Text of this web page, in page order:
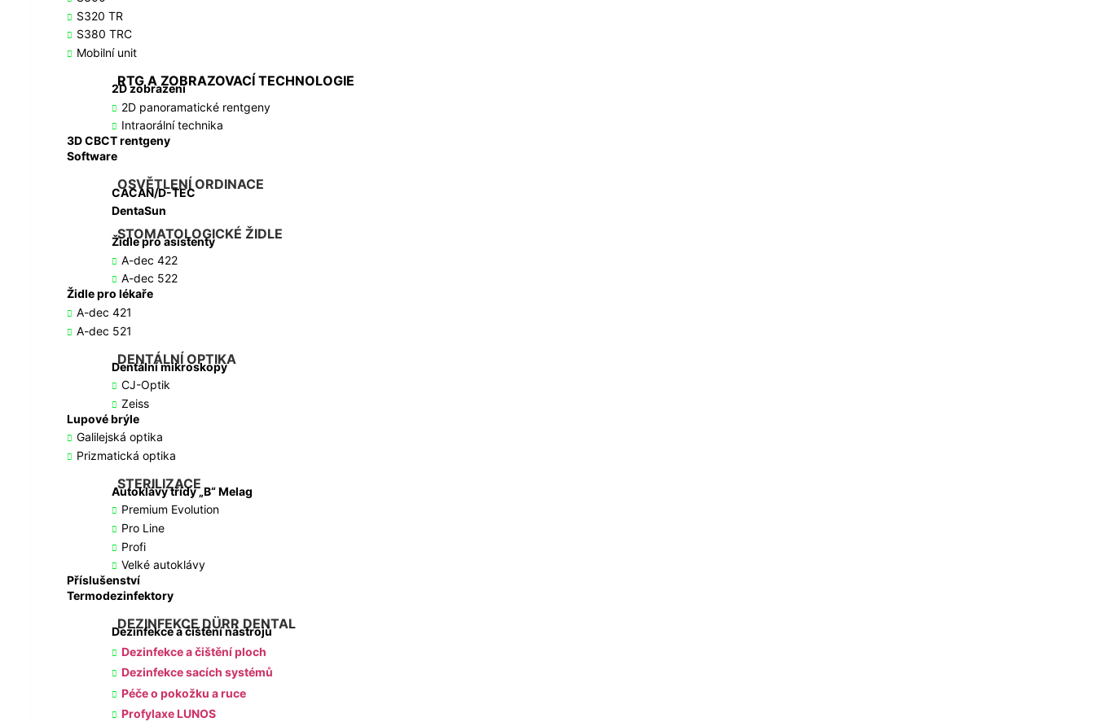
S320 TR
S380 TRC
Mobilní unit
RTG A ZOBRAZOVACÍ TECHNOLOGIE
2D zobrazení
2D panoramatické rentgeny
Intraorální technika
3D CBCT rentgeny
Software
OSVĚTLENÍ ORDINACE
CACAN/D-TEC
DentaSun
STOMATOLOGICKÉ ŽIDLE
Židle pro asistenty
A-dec 422
A-dec 522
Židle pro lékaře
A-dec 421
A-dec 521
DENTÁLNÍ OPTIKA
Dentální mikroskopy
CJ-Optik
Zeiss
Lupové brýle
Galilejská optika
Prizmatická optika
STERILIZACE
Autoklávy třídy „B“ Melag
Premium Evolution
Pro Line
Profi
Velké autoklávy
Příslušenství
Termodezinfektory
DEZINFEKCE DÜRR DENTAL
Dezinfekce a čištění nástrojů
Dezinfekce a čištění ploch
Dezinfekce sacích systémů
Péče o pokožku a ruce
Profylaxe LUNOS